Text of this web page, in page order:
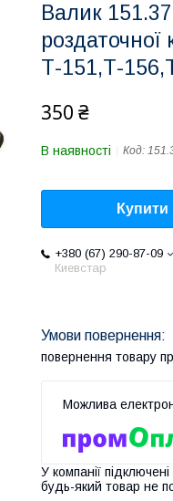
Валик
роздаточної
Т-151,Т-
350 ₴
В наявності Код:
Купити
+380 (67) 290-87-09
Киевстар
повернення товару
У компанії
будь-який товар не